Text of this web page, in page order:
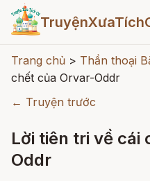
Trang chủ > Thần thoại
chết của Orvar-Oddr
← Truyện trước
Lời tiên tri về cái
Oddr